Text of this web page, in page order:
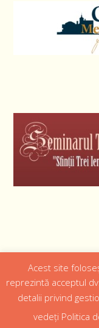
Designed
Parteneri
Acest site
reprezintă acceptul
detalii privind
vedeți Politica